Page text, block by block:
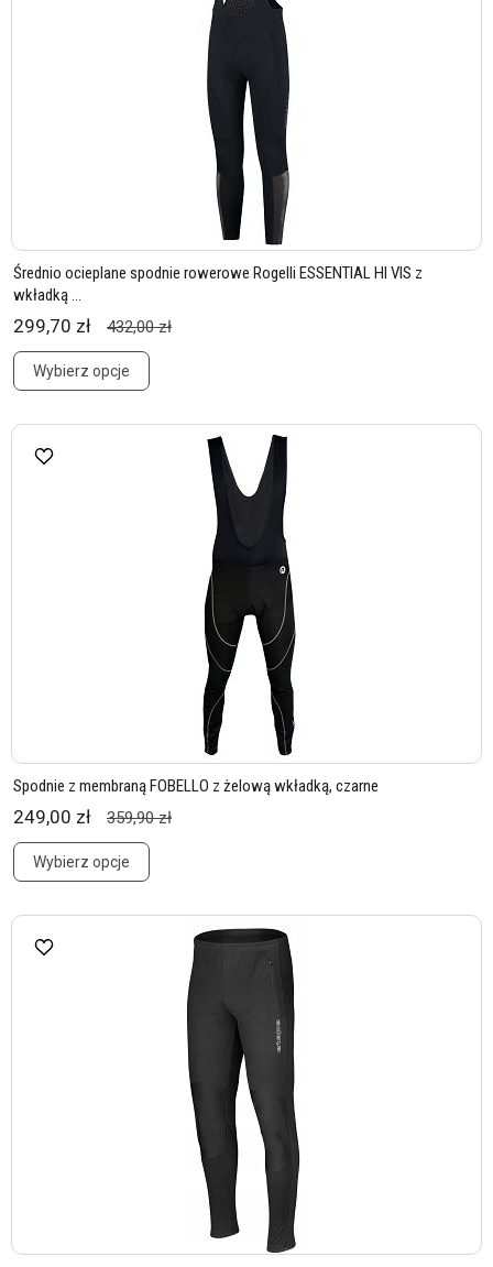
Średnio ocieplane spodnie rowerowe Rogelli ESSENTIAL HI VIS z
wkładką ...
299,70 zł 432,00 zł
Wybierz opcje
Spodnie z membraną FOBELLO z żelową wkładką, czarne
249,00 zł 359,90 zł
Wybierz opcje